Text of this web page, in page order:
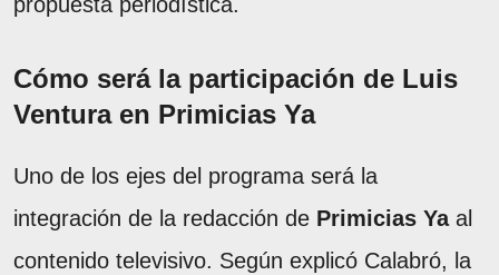
Cómo será la participación de Luis
Ventura en Primicias Ya
Uno de los ejes del programa será la
integración de la redacción de Primicias Yaal
contenido televisivo. Según explicó Calabró, la